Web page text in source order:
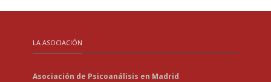
LA ASOCIACIÓN
Asociación de Psicoanálisis en Madrid